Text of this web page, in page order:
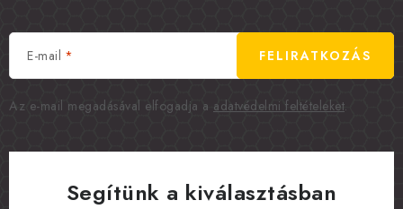
E-mail
Az e-mail megadásával elfogadja a adatvédelmi feltételeket.
FELIRATKOZÁS
Segítünk a kiválasztásban